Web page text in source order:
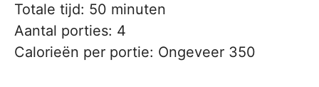
Totale tijd: 50 minuten
Aantal porties: 4
Calorieën per portie: Ongeveer 350